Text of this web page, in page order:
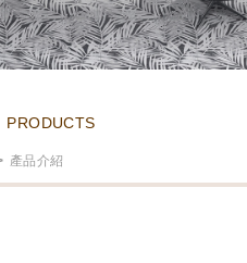
PRODUCTS
產品介紹